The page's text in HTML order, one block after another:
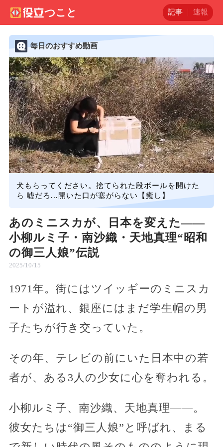
記事 速報
毎日のおすすめ動画
犬もらってください。捨てられた段ボールを開けた
ら 嘘だろ...開いた口が塞がらない【癒し】
あのミニスカが、日本を変えた——
小柳ルミ子・南沙織・天地真理“昭和
の御三人娘”伝説
2025/10/15
1971年。街にはツイッギーのミニスカ
ートが溢れ、銀座にはまだ学生帽の男
子たちが行き交っていた。
その年、テレビの前にいた日本中の若
者が、ある3人の少女に心を奪われる。
小柳ルミ子、南沙織、天地真理——。
彼女たちは“御三人娘”と呼ばれ、まる